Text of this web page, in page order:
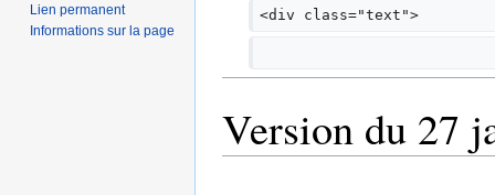
i
i
c
<div class="text">
Version du 27
Lien permanent
Informations sur la page